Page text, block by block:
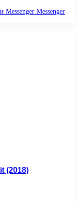
Messenger Messenger
(2018)